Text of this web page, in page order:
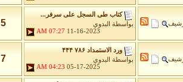
كتاب طى السجل على سرفر...
بواسطة
البدوي
11-16-2023
07:27 AM
5
ورد الاستمداد ۷۸۶ ۴۴۴
بواسطة
البدوي
05-17-2025
04:23 AM
7